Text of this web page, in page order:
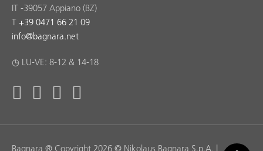
IT -39057 Appiano (BZ)
T +39 0471 66 21 09
info@bagnara.net
◷ LU-VE: 8-12 & 14-18
Bagnara ® Copyright 2026 © Nikolaus Bagnara S.p.A. |